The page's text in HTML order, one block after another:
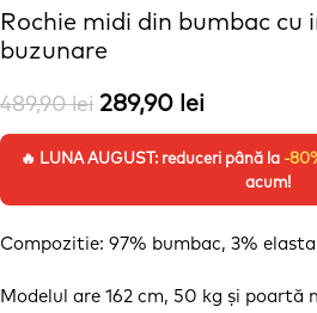
Rochie midi din bumbac
buzunare
489,90lei 289,90 lei
🔥 LUNA AUGUST: reduceri până la -
acum!
Compozitie: 97% bumbac, 3%
Modelul are 162 cm, 50 kg și poartă